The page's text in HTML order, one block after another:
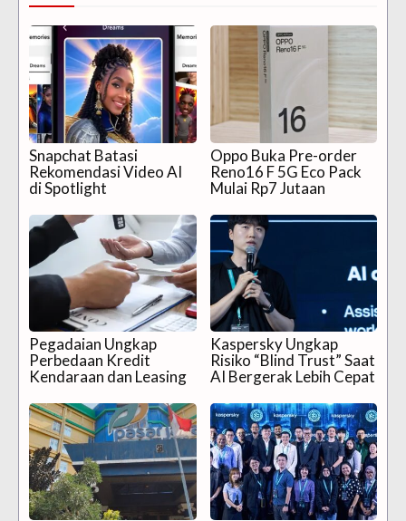
Snapchat Batasi
Rekomendasi Video AI
di Spotlight
Oppo Buka Pre-order
Reno16 F 5G Eco Pack
Mulai Rp7 Jutaan
Pegadaian Ungkap
Perbedaan Kredit
Kendaraan dan Leasing
Kaspersky Ungkap
Risiko “Blind Trust” Saat
AI Bergerak Lebih Cepat